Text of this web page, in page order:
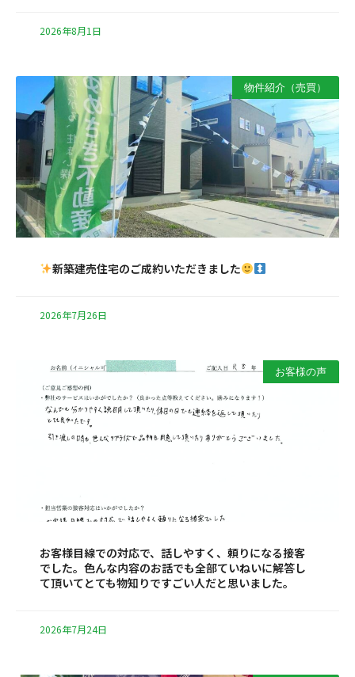
2026年8月1日
物件紹介（売買）
新築建売住宅のご成約いただきました
2026年7月26日
お客様の声
お客様目線での対応で、話しやすく、頼りになる接客
でした。色んな内容のお話でも全部ていねいに解答し
て頂いてとても物知りですごい人だと思いました。
2026年7月24日